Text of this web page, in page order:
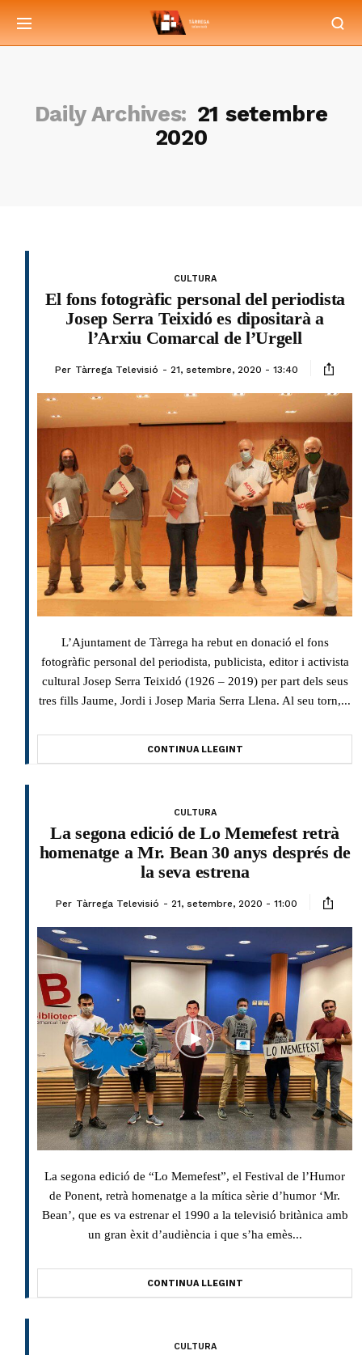
Daily Archives: 21 setembre
2020
CULTURA
El fons fotogràfic personal del periodista
Josep Serra Teixidó es dipositarà a
l’Arxiu Comarcal de l’Urgell
Per Tàrrega Televisió 21, setembre, 2020 - 13:40
L’Ajuntament de Tàrrega ha rebut en donació el fons
fotogràfic personal del periodista, publicista, editor i activista
cultural Josep Serra Teixidó (1926 – 2019) per part dels seus
tres fills Jaume, Jordi i Josep Maria Serra Llena. Al seu torn,...
CONTINUA LLEGINT
CULTURA
La segona edició de Lo Memefest retrà
homenatge a Mr. Bean 30 anys després de
la seva estrena
Per Tàrrega Televisió 21, setembre, 2020 - 11:00
La segona edició de “Lo Memefest”, el Festival de l’Humor
de Ponent, retrà homenatge a la mítica sèrie d’humor ‘Mr.
Bean’, que es va estrenar el 1990 a la televisió britànica amb
un gran èxit d’audiència i que s’ha emès...
CONTINUA LLEGINT
CULTURA